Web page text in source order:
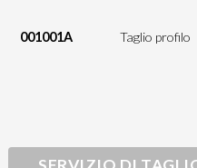
001001A Taglio profilo